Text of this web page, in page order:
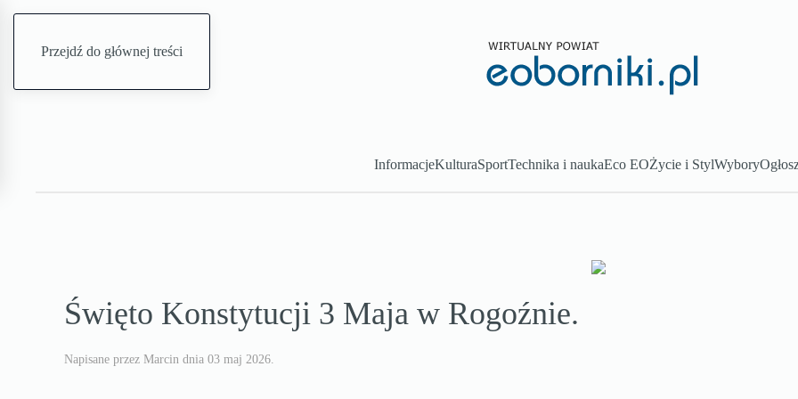
Przejdź do głównej treści
InformacjeKulturaSportTechnika i naukaEco EOŻycie i StylWybory
Święto Konstytucji 3 Maja w Rogoźnie.
Napisane przez Marcin dnia 03 maj 2026.